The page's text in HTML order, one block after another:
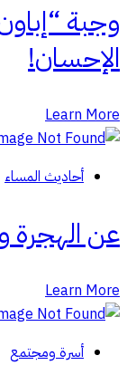
وجبة
الإحسان!
Learn More
أحاديث المساء
عن
Learn More
أسرة ومجتمع